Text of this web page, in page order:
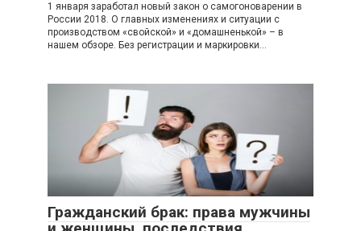
1 января заработал новый закон о самогоноварении в
России 2018. О главных изменениях и ситуации с
производством «свойской» и «домашненькой» – в
нашем обзоре. Без регистрации и маркировки…
Гражданский брак: права мужчины